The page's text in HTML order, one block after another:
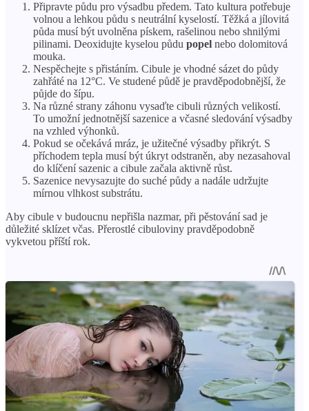
Připravte půdu pro výsadbu předem. Tato kultura potřebuje
volnou a lehkou půdu s neutrální kyselostí. Těžká a jílovitá
půda musí být uvolněna pískem, rašelinou nebo shnilými
pilinami. Deoxidujte kyselou půdu popel nebo dolomitová
mouka.
Nespěchejte s přistáním. Cibule je vhodné sázet do půdy
zahřáté na 12°C. Ve studené půdě je pravděpodobnější, že
půjde do šípu.
Na různé strany záhonu vysaďte cibuli různých velikostí.
To umožní jednotnější sazenice a včasné sledování výsadby
na vzhled výhonků.
Pokud se očekává mráz, je užitečné výsadby přikrýt. S
příchodem tepla musí být úkryt odstraněn, aby nezasahoval
do klíčení sazenic a cibule začala aktivně růst.
Sazenice nevysazujte do suché půdy a nadále udržujte
mírnou vlhkost substrátu.
Aby cibule v budoucnu nepřišla nazmar, při pěstování sad je
důležité sklízet včas. Přerostlé cibuloviny pravděpodobně
vykvetou příští rok.